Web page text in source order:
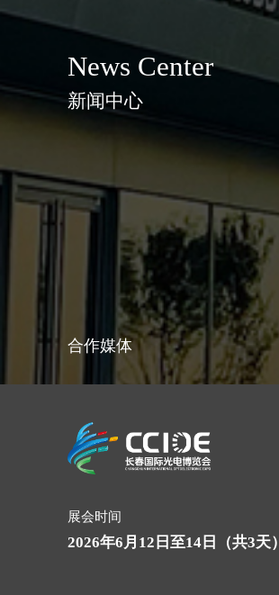
News Center
新闻中心
合作媒体
展会时间
2026年6月12日至14日（共3天）